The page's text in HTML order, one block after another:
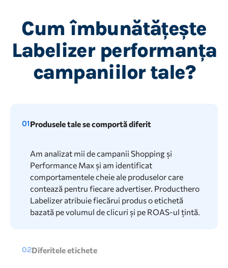
Cum îmbunătățește
Labelizer performanța
campaniilor tale?
01Produsele tale se comportă diferit
Am analizat mii de campanii Shopping și
Performance Max și am identificat
comportamentele cheie ale produselor care
contează pentru fiecare advertiser. Producthero
Labelizer atribuie fiecărui produs o etichetă
bazată pe volumul de clicuri și pe ROAS-ul țintă.
02Diferitele etichete